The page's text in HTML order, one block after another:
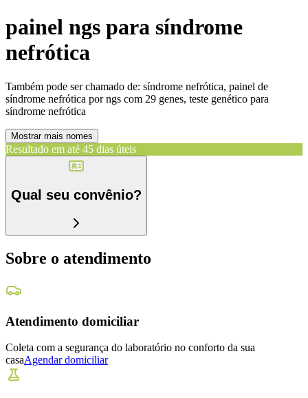
painel ngs para síndrome
nefrótica
Também pode ser chamado de: síndrome nefrótica, painel de
síndrome nefrótica por ngs com 29 genes, teste genético para
síndrome nefrótica
Mostrar mais nomes
Resultado em até 45 dias úteis
Qual seu convênio?
Sobre o atendimento
Atendimento domiciliar
Coleta com a segurança do laboratório no conforto da sua
casaAgendar domiciliar